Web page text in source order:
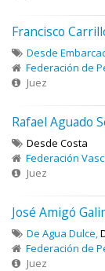
Francisco
Desde
Federación de
Juez
Rafael Aguado
Desde Costa
Federación
Juez
José Amigó
De Agua Dulce,
Federación de
Juez